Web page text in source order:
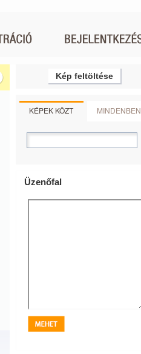
Kép feltöltése
KÉPEK KÖZT MINDENBEN
Üzenőfal